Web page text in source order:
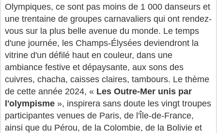
Olympiques, ce sont pas moins de 1 000 danseurs et
une trentaine de groupes carnavaliers qui ont rendez-
vous sur la plus belle avenue du monde. Le temps
d'une journée, les Champs-Élysées deviendront la
vitrine d'un défilé haut en couleur, dans une
ambiance festive et dépaysante, aux sons des
cuivres, chacha, caisses claires, tambours. Le thème
de cette année 2024, « Les Outre-Mer unis par
l'olympisme », inspirera sans doute les vingt troupes
participantes venues de Paris, de l'Île-de-France,
ainsi que du Pérou, de la Colombie, de la Bolivie et